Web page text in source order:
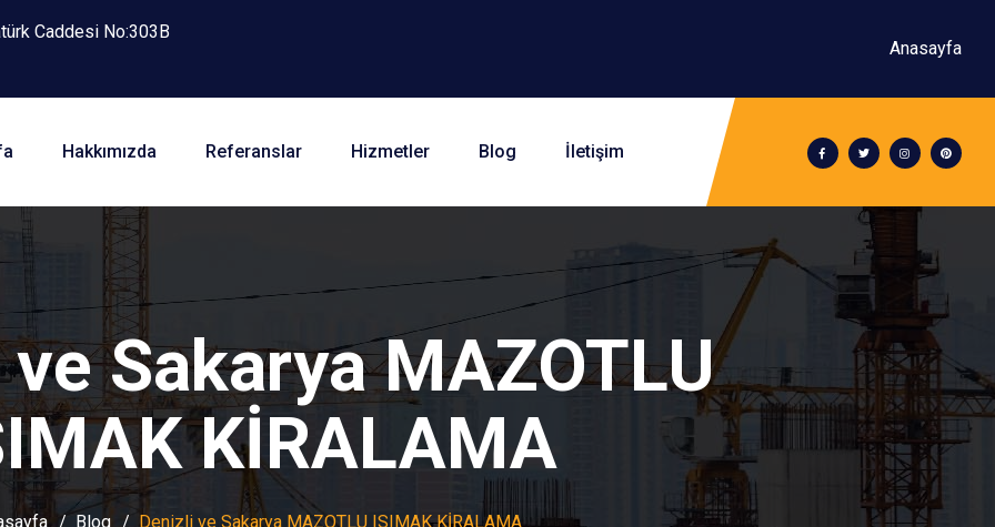
Caddesi No:303B
Anasayfa
Hakkımızda Referanslar Hizmetler Blog İletişim
Sakarya MAZOTLU
KİRALAMA
Blog Denizli ve Sakarya MAZOTLU ISIMAK KİRALAMA